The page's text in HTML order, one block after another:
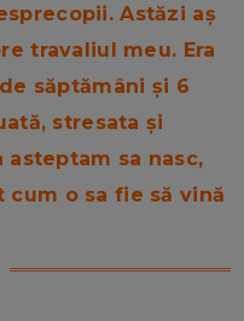
Astăzi aș
travaliul meu. Era
săptămâni și 6
stresata și
sa nasc,
o sa fie să vină